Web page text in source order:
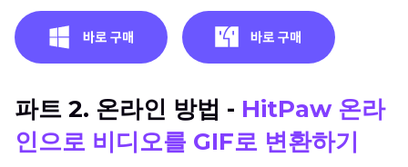
파트 2. 온라인 방법 - HitPaw 온라
인으로 비디오를 GIF로 변환하기